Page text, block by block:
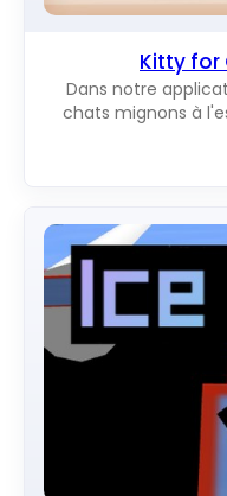
Kitty for
Dans notre
chats mignons à
vous raviront en
pouvez ajouter des